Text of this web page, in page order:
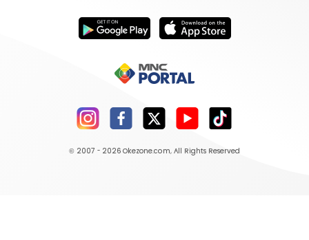
© 2007 - 2026 Okezone.com, All Rights Reserved